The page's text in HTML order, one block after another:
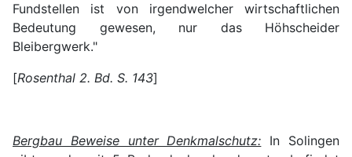
Fundstellen ist von irgendwelcher wirtschaftlichen
Bedeutung gewesen, nur das Höhscheider
Bleibergwerk."
[Rosenthal 2. Bd. S. 143]
Bergbau Beweise unter Denkmalschutz: In Solingen